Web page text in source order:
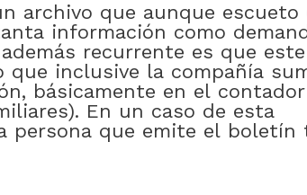
archivo que aunque escueto
información como
además recurrente es que este
que inclusive la compañía
, básicamente en el contador
. En un caso de esta
persona que emite el boletín